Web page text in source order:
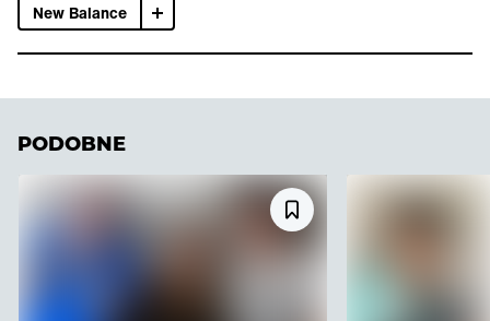
New Balance
PODOBNE